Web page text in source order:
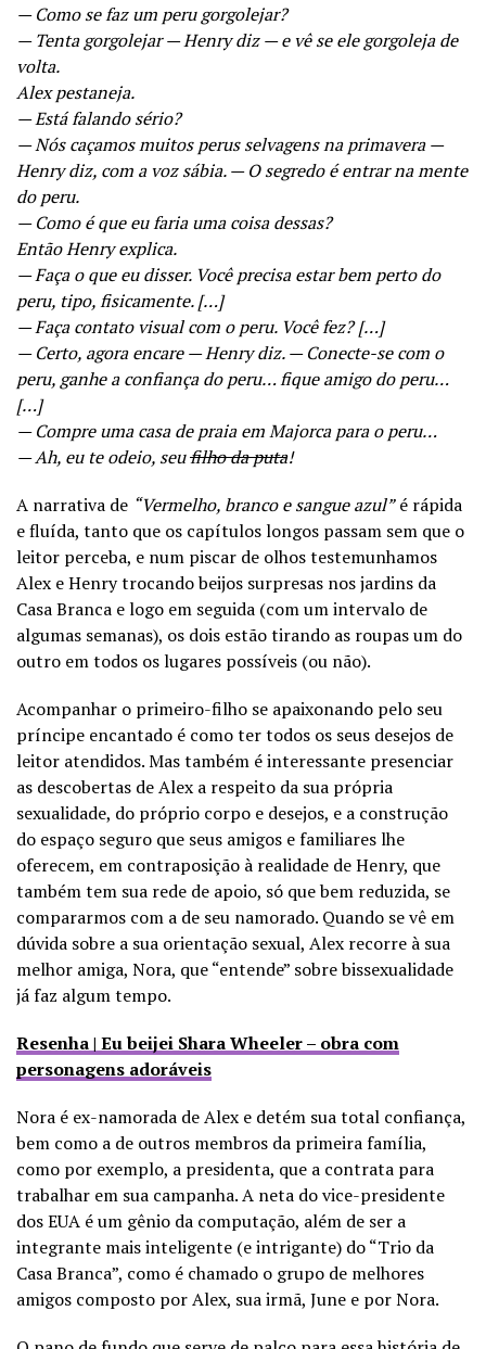
— Como se faz um peru gorgolejar?
— Tenta gorgolejar — Henry diz — e vê se ele gorgoleja de
volta.
Alex pestaneja.
— Está falando sério?
— Nós caçamos muitos perus selvagens na primavera —
Henry diz, com a voz sábia. — O segredo é entrar na mente
do peru.
— Como é que eu faria uma coisa dessas?
Então Henry explica.
— Faça o que eu disser. Você precisa estar bem perto do
peru, tipo, fisicamente. […]
— Faça contato visual com o peru. Você fez? […]
— Certo, agora encare — Henry diz. — Conecte-se com o
peru, ganhe a confiança do peru… fique amigo do peru…
[…]
— Compre uma casa de praia em Majorca para o peru…
— Ah, eu te odeio, seufilho da puta!
A narrativa de “Vermelho, branco e sangue azul” é rápida
e fluída, tanto que os capítulos longos passam sem que o
leitor perceba, e num piscar de olhos testemunhamos
Alex e Henry trocando beijos surpresas nos jardins da
Casa Branca e logo em seguida (com um intervalo de
algumas semanas), os dois estão tirando as roupas um do
outro em todos os lugares possíveis (ou não).
Acompanhar o primeiro-filho se apaixonando pelo seu
príncipe encantado é como ter todos os seus desejos de
leitor atendidos. Mas também é interessante presenciar
as descobertas de Alex a respeito da sua própria
sexualidade, do próprio corpo e desejos, e a construção
do espaço seguro que seus amigos e familiares lhe
oferecem, em contraposição à realidade de Henry, que
também tem sua rede de apoio, só que bem reduzida, se
compararmos com a de seu namorado. Quando se vê em
dúvida sobre a sua orientação sexual, Alex recorre à sua
melhor amiga, Nora, que “entende” sobre bissexualidade
já faz algum tempo.
Resenha | Eu beijei Shara Wheeler – obra com
personagens adoráveis
Nora é ex-namorada de Alex e detém sua total confiança,
bem como a de outros membros da primeira família,
como por exemplo, a presidenta, que a contrata para
trabalhar em sua campanha. A neta do vice-presidente
dos EUA é um gênio da computação, além de ser a
integrante mais inteligente (e intrigante) do “Trio da
Casa Branca”, como é chamado o grupo de melhores
amigos composto por Alex, sua irmã, June e por Nora.